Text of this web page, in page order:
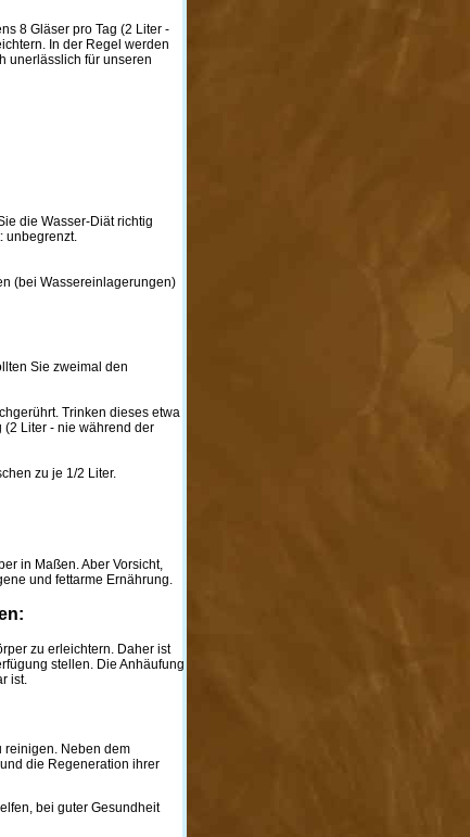
8 Gläser pro Tag (2 Liter -
In der Regel werden
unerlässlich für unseren
die Wasser-Diät richtig
unbegrenzt.
(bei Wassereinlagerungen)
Sie zweimal den
Trinken dieses etwa
(2 Liter - nie während der
zu je 1/2 Liter.
in Maßen. Aber Vorsicht,
und fettarme Ernährung.
zu erleichtern. Daher ist
stellen. Die Anhäufung
ist.
reinigen. Neben dem
die Regeneration ihrer
bei guter Gesundheit